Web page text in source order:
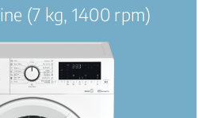
(7 kg, 1400 rpm)